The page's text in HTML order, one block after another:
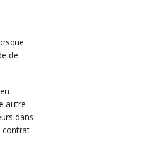
de
autre
dans
contrat